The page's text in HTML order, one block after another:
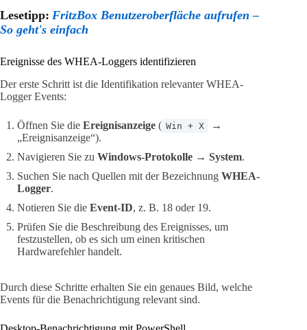
Lesetipp: FritzBox Benutzeroberfläche aufrufen –
So geht's einfach
Ereignisse des WHEA-Loggers identifizieren
Der erste Schritt ist die Identifikation relevanter WHEA-
Logger Events:
Öffnen Sie die Ereignisanzeige ( Win + X
→
„Ereignisanzeige“).
Navigieren Sie zu Windows-Protokolle → System.
Suchen Sie nach Quellen mit der Bezeichnung WHEA-
Logger.
Notieren Sie die Event-ID, z. B. 18 oder 19.
Prüfen Sie die Beschreibung des Ereignisses, um
festzustellen, ob es sich um einen kritischen
Hardwarefehler handelt.
Durch diese Schritte erhalten Sie ein genaues Bild, welche
Events für die Benachrichtigung relevant sind.